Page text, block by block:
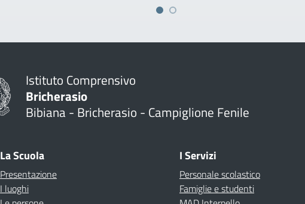
Istituto Comprensivo
Bricherasio
Bibiana - Bricherasio - Campiglione Fenile
La Scuola
Presentazione
I luoghi
I Servizi
Personale scolastico
Famiglie e studenti